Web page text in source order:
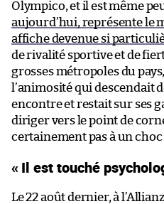
Olympico, et il est même
aujourd’hui, représente le
affiche devenue si
de rivalité sportive et de
grosses métropoles du
l’animosité qui descendait
encontre et restait sur ses
diriger vers le point de
certainement pas à un
« Il est touché
Le 22 août dernier, à